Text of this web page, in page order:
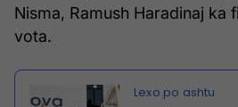
Nisma, Ramush Haradinaj ka
vota.